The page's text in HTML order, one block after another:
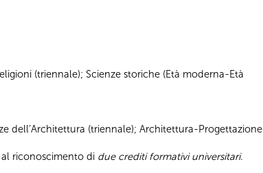
(triennale); Scienze storiche (Età moderna-Età
dell’Architettura (triennale); Architettura-Progettazione
riconoscimento di due crediti formativi universitari.